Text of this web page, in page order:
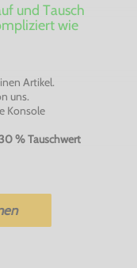
und Tausch
wie
Artikel.
uns.
Konsole
% Tauschwert